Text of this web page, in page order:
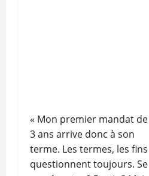
« Mon premier mandat de
3 ans arrive donc à son
terme. Les termes, les fins
questionnent toujours. Se